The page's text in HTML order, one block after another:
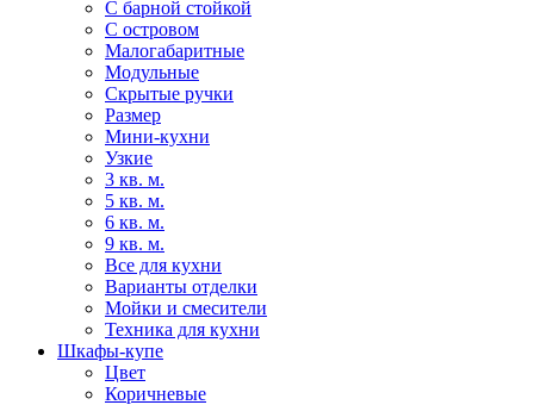
С барной стойкой
С островом
Малогабаритные
Модульные
Скрытые ручки
Размер
Мини-кухни
Узкие
3 кв. м.
5 кв. м.
6 кв. м.
9 кв. м.
Все для кухни
Варианты отделки
Мойки и смесители
Техника для кухни
Шкафы-купе
Цвет
Коричневые